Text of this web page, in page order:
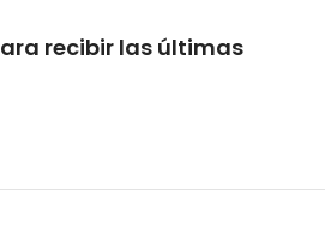
recibir las últimas